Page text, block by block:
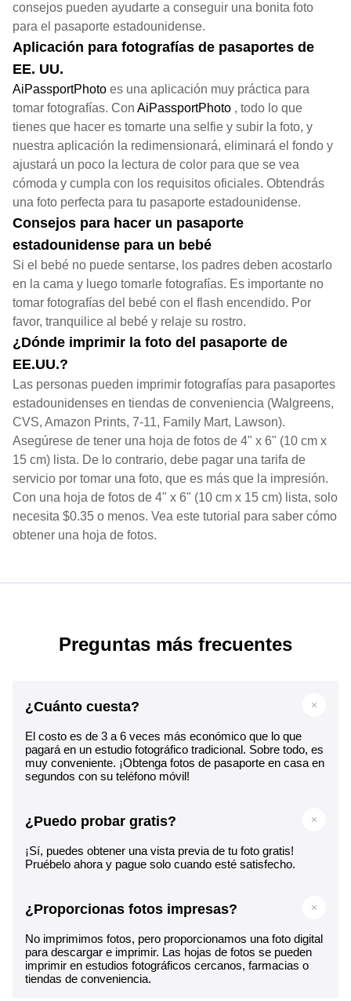
consejos pueden ayudarte a conseguir una bonita foto
para el pasaporte estadounidense.
Aplicación para fotografías de pasaportes de
EE. UU.
AiPassportPhoto es una aplicación muy práctica para
tomar fotografías. Con AiPassportPhoto , todo lo que
tienes que hacer es tomarte una selfie y subir la foto, y
nuestra aplicación la redimensionará, eliminará el fondo y
ajustará un poco la lectura de color para que se vea
cómoda y cumpla con los requisitos oficiales. Obtendrás
una foto perfecta para tu pasaporte estadounidense.
Consejos para hacer un pasaporte
estadounidense para un bebé
Si el bebé no puede sentarse, los padres deben acostarlo
en la cama y luego tomarle fotografías. Es importante no
tomar fotografías del bebé con el flash encendido. Por
favor, tranquilice al bebé y relaje su rostro.
¿Dónde imprimir la foto del pasaporte de
EE.UU.?
Las personas pueden imprimir fotografías para pasaportes
estadounidenses en tiendas de conveniencia (Walgreens,
CVS, Amazon Prints, 7-11, Family Mart, Lawson).
Asegúrese de tener una hoja de fotos de 4" x 6" (10 cm x
15 cm) lista. De lo contrario, debe pagar una tarifa de
servicio por tomar una foto, que es más que la impresión.
Con una hoja de fotos de 4" x 6" (10 cm x 15 cm) lista, solo
necesita $0.35 o menos. Vea este tutorial para saber cómo
obtener una hoja de fotos.
Preguntas más frecuentes
¿Cuánto cuesta?
El costo es de 3 a 6 veces más económico que lo que
pagará en un estudio fotográfico tradicional. Sobre todo, es
muy conveniente. ¡Obtenga fotos de pasaporte en casa en
segundos con su teléfono móvil!
¿Puedo probar gratis?
¡Sí, puedes obtener una vista previa de tu foto gratis!
Pruébelo ahora y pague solo cuando esté satisfecho.
¿Proporcionas fotos impresas?
No imprimimos fotos, pero proporcionamos una foto digital
para descargar e imprimir. Las hojas de fotos se pueden
imprimir en estudios fotográficos cercanos, farmacias o
tiendas de conveniencia.